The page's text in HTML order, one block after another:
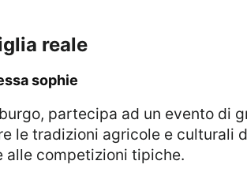
reale
sophie
le tradizioni agricole e culturali
alle competizioni tipiche.